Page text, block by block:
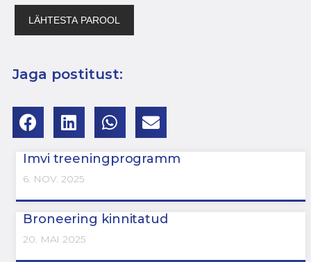
LÄHTESTA PAROOL
Jaga postitust:
Imvi treeningprogramm
6. NOV. 2025
Broneering kinnitatud
20. MAI 2025